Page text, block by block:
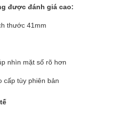
được đánh giá cao:
thước 41mm
nhìn mặt số rõ hơn
cấp tùy phiên bản